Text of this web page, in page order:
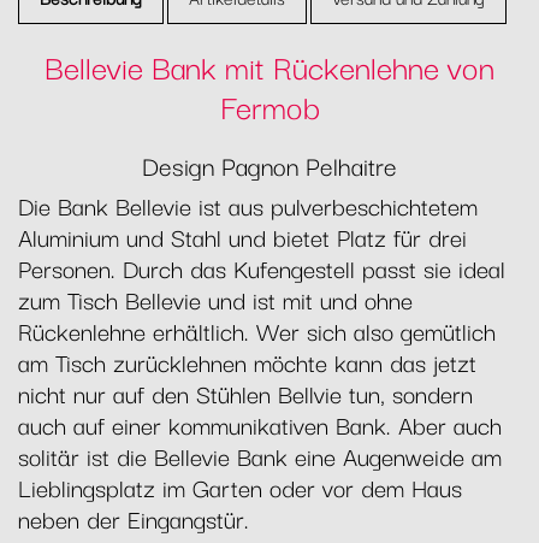
Bellevie Bank mit Rückenlehne von
Fermob
Design Pagnon Pelhaitre
Die Bank Bellevie ist aus pulverbeschichtetem
Aluminium und Stahl und bietet Platz für drei
Personen. Durch das Kufengestell passt sie ideal
zum Tisch Bellevie und ist mit und ohne
Rückenlehne erhältlich. Wer sich also gemütlich
am Tisch zurücklehnen möchte kann das jetzt
nicht nur auf den Stühlen Bellvie tun, sondern
auch auf einer kommunikativen Bank. Aber auch
solitär ist die Bellevie Bank eine Augenweide am
Lieblingsplatz im Garten oder vor dem Haus
neben der Eingangstür.